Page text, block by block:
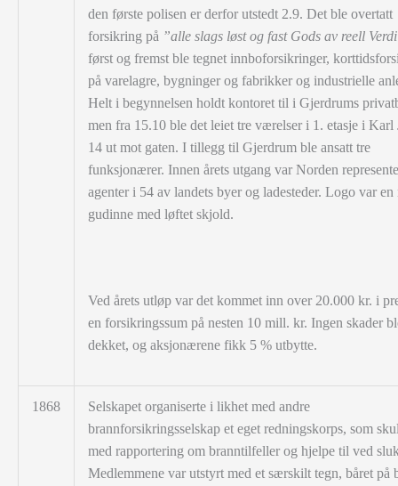
den første polisen er derfor utstedt 2.9. Det ble overtatt
forsikring på ”alle slags løst og fast Gods av reell
først og fremst ble tegnet innboforsikringer,
på varelagre, bygninger og fabrikker og industrielle
Helt i begynnelsen holdt kontoret til i Gjerdrums
men fra 15.10 ble det leiet tre værelser i 1. etasje i Karl
14 ut mot gaten. I tillegg til Gjerdrum ble ansatt tre
funksjonærer. Innen årets utgang var Norden
agenter i 54 av landets byer og ladesteder. Logo var en
gudinne med løftet skjold.
Ved årets utløp var det kommet inn over 20.000 kr. i
en forsikringssum på nesten 10 mill. kr. Ingen skader
dekket, og aksjonærene fikk 5 % utbytte.
1868
Selskapet organiserte i likhet med andre
brannforsikringsselskap et eget redningskorps, som
med rapportering om branntilfeller og hjelpe til ved
Medlemmene var utstyrt med et særskilt tegn, båret på